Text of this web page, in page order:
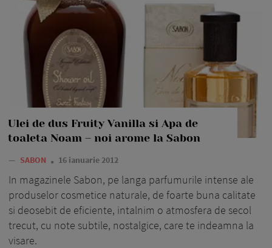
Ulei de dus Fruity Vanilla si Apa de
toaleta Noam – noi arome la Sabon
— SABON 16 ianuarie 2012
In magazinele Sabon, pe langa parfumurile intense ale
produselor cosmetice naturale, de foarte buna calitate
si deosebit de eficiente, intalnim o atmosfera de secol
trecut, cu note subtile, nostalgice, care te indeamna la
visare.